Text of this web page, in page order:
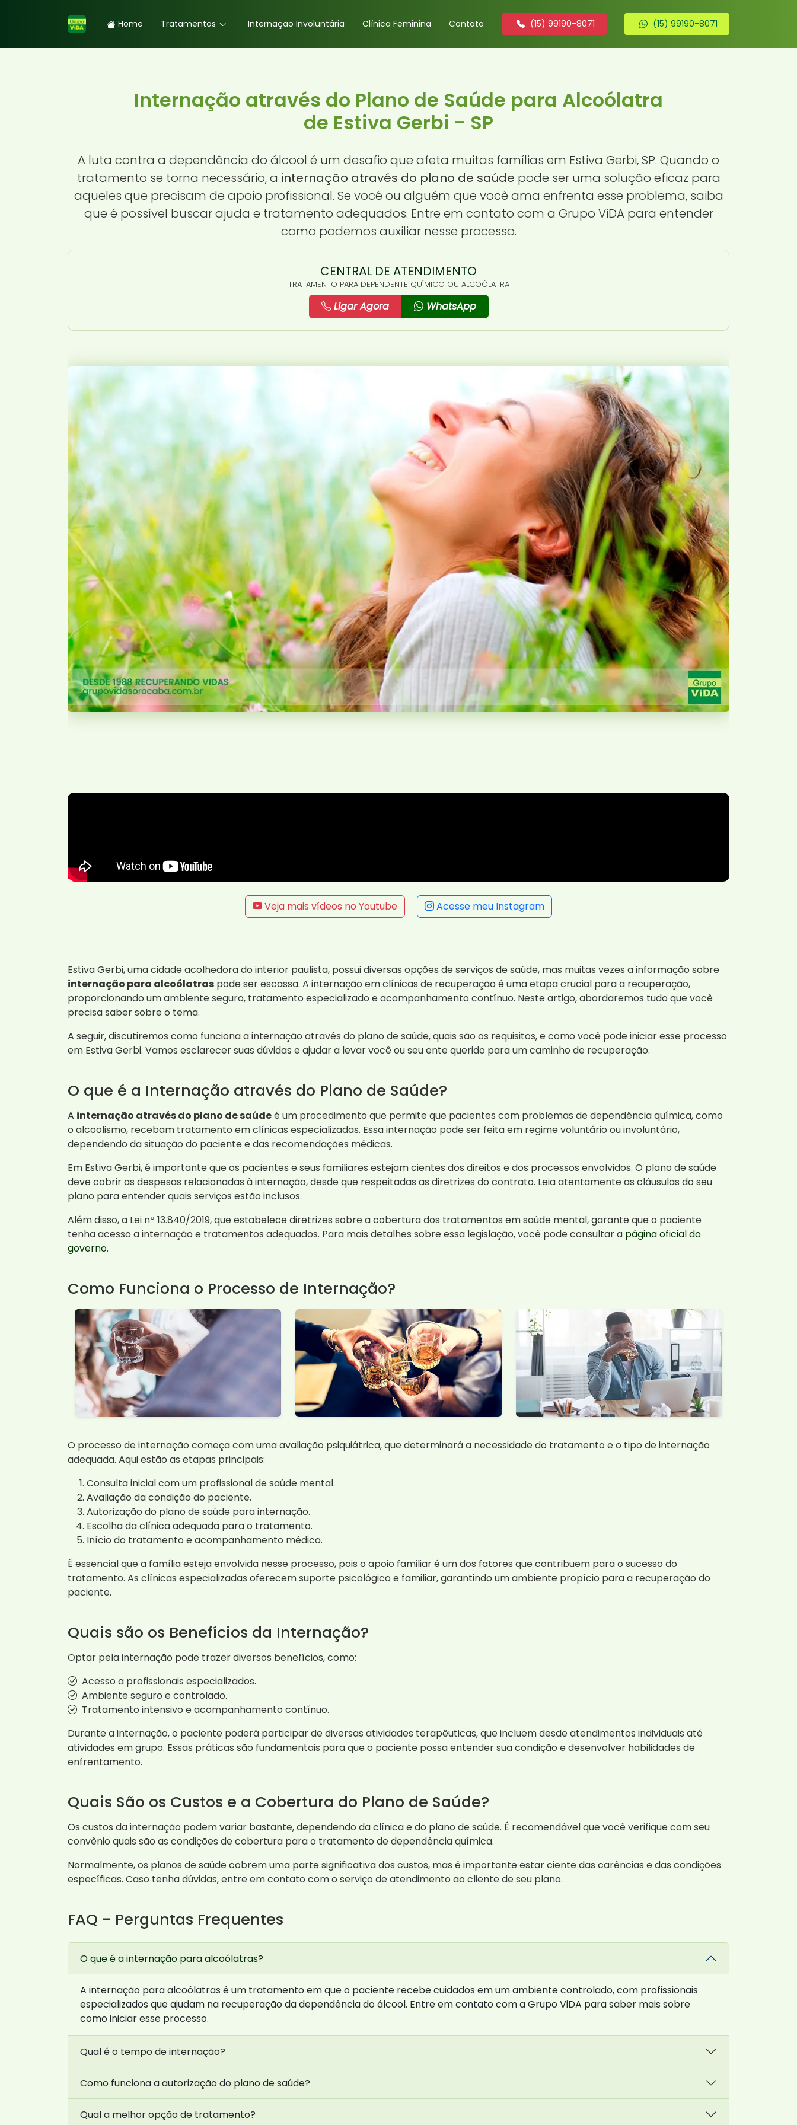
Home Tratamentos Internação Involuntária Clínica Feminina Contato (15) 99190-8071 (15) 99190-8071
Internação através do Plano de Saúde para Alcoólatra
de Estiva Gerbi - SP
A luta contra a dependência do álcool é um desafio que afeta muitas famílias em Estiva Gerbi, SP. Quando o
tratamento se torna necessário, a internação através do plano de saúde pode ser uma solução eficaz para
aqueles que precisam de apoio profissional. Se você ou alguém que você ama enfrenta esse problema, saiba
que é possível buscar ajuda e tratamento adequados. Entre em contato com a Grupo ViDA para entender
como podemos auxiliar nesse processo.
CENTRAL DE ATENDIMENTO
TRATAMENTO PARA DEPENDENTE QUÍMICO OU ALCOÓLATRA
Ligar Agora WhatsApp
Veja mais vídeos no Youtube Acesse meu Instagram
Estiva Gerbi, uma cidade acolhedora do interior paulista, possui diversas opções de serviços de saúde, mas muitas vezes a informação sobre
internação para alcoólatras pode ser escassa. A internação em clínicas de recuperação é uma etapa crucial para a recuperação,
proporcionando um ambiente seguro, tratamento especializado e acompanhamento contínuo. Neste artigo, abordaremos tudo que você
precisa saber sobre o tema.
A seguir, discutiremos como funciona a internação através do plano de saúde, quais são os requisitos, e como você pode iniciar esse processo
em Estiva Gerbi. Vamos esclarecer suas dúvidas e ajudar a levar você ou seu ente querido para um caminho de recuperação.
O que é a Internação através do Plano de Saúde?
A internação através do plano de saúdeé um procedimento que permite que pacientes com problemas de dependência química, como
o alcoolismo, recebam tratamento em clínicas especializadas. Essa internação pode ser feita em regime voluntário ou involuntário,
dependendo da situação do paciente e das recomendações médicas.
Em Estiva Gerbi, é importante que os pacientes e seus familiares estejam cientes dos direitos e dos processos envolvidos. O plano de saúde
deve cobrir as despesas relacionadas à internação, desde que respeitadas as diretrizes do contrato. Leia atentamente as cláusulas do seu
plano para entender quais serviços estão inclusos.
Além disso, a Lei nº 13.840/2019, que estabelece diretrizes sobre a cobertura dos tratamentos em saúde mental, garante que o paciente
tenha acesso a internação e tratamentos adequados. Para mais detalhes sobre essa legislação, você pode consultar a página oficial do
governo.
Como Funciona o Processo de Internação?
O processo de internação começa com uma avaliação psiquiátrica, que determinará a necessidade do tratamento e o tipo de internação
adequada. Aqui estão as etapas principais:
Consulta inicial com um profissional de saúde mental.
Avaliação da condição do paciente.
Autorização do plano de saúde para internação.
Escolha da clínica adequada para o tratamento.
Início do tratamento e acompanhamento médico.
É essencial que a família esteja envolvida nesse processo, pois o apoio familiar é um dos fatores que contribuem para o sucesso do
tratamento. As clínicas especializadas oferecem suporte psicológico e familiar, garantindo um ambiente propício para a recuperação do
paciente.
Quais são os Benefícios da Internação?
Optar pela internação pode trazer diversos benefícios, como:
Acesso a profissionais especializados.
Ambiente seguro e controlado.
Tratamento intensivo e acompanhamento contínuo.
Durante a internação, o paciente poderá participar de diversas atividades terapêuticas, que incluem desde atendimentos individuais até
atividades em grupo. Essas práticas são fundamentais para que o paciente possa entender sua condição e desenvolver habilidades de
enfrentamento.
Quais São os Custos e a Cobertura do Plano de Saúde?
Os custos da internação podem variar bastante, dependendo da clínica e do plano de saúde. É recomendável que você verifique com seu
convênio quais são as condições de cobertura para o tratamento de dependência química.
Normalmente, os planos de saúde cobrem uma parte significativa dos custos, mas é importante estar ciente das carências e das condições
específicas. Caso tenha dúvidas, entre em contato com o serviço de atendimento ao cliente de seu plano.
FAQ - Perguntas Frequentes
O que é a internação para alcoólatras?
A internação para alcoólatras é um tratamento em que o paciente recebe cuidados em um ambiente controlado, com profissionais
especializados que ajudam na recuperação da dependência do álcool. Entre em contato com a Grupo ViDA para saber mais sobre
como iniciar esse processo.
Qual é o tempo de internação?
Como funciona a autorização do plano de saúde?
Qual a melhor opção de tratamento?